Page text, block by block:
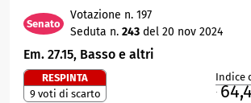
Senato
Votazione n. 197
Seduta n. 243 del 20 nov 2024
Em. 27.15, Basso e altri
RESPINTA
9 voti di scarto
Indice